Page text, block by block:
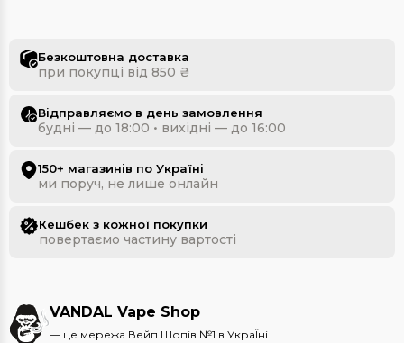
Безкоштовна доставка
при покупці від 850 ₴
Відправляємо в день замовлення
будні — до 18:00 • вихідні — до 16:00
150+ магазинів по Україні
ми поруч, не лише онлайн
Кешбек з кожної покупки
повертаємо частину вартості
VANDAL Vape Shop
— це мережа Вейп Шопів №1 в УкраЇні.